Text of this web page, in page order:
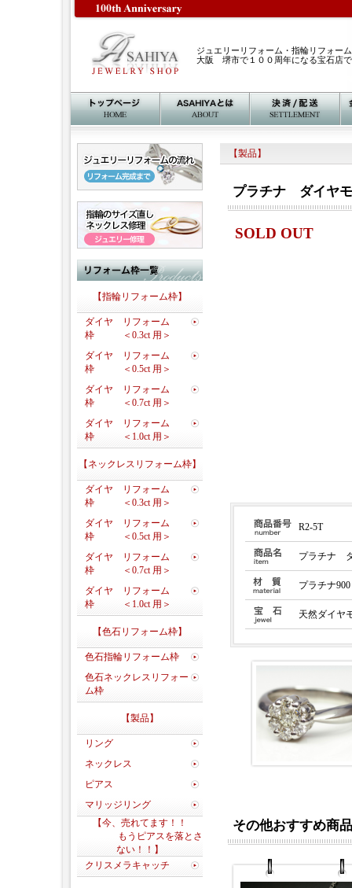
ジュエリーリフォーム・指輪リフォー
大阪 堺市で１００周年になる宝石店
【指輪リフォーム枠】
ダイヤ リフォーム
枠 ＜0.3ct 用＞
ダイヤ リフォーム
枠 ＜0.5ct 用＞
ダイヤ リフォーム
枠 ＜0.7ct 用＞
ダイヤ リフォーム
枠 ＜1.0ct 用＞
【ネックレスリフォーム枠】
ダイヤ リフォーム
枠 ＜0.3ct 用＞
ダイヤ リフォーム
枠 ＜0.5ct 用＞
ダイヤ リフォーム
枠 ＜0.7ct 用＞
ダイヤ リフォーム
枠 ＜1.0ct 用＞
【色石リフォーム枠】
色石指輪リフォーム枠
色石ネックレスリフォー
ム枠
【製品】
リング
ネックレス
ピアス
マリッジリング
【今、売れてます！！
もうピアスを落とさ
ない！！】
クリスメラキャッチ
【製品】
プラチナ ダイヤ
SOLD OUT
R2-5T
プラチナ
プラチナ900
天然ダイヤ
その他おすすめ商品